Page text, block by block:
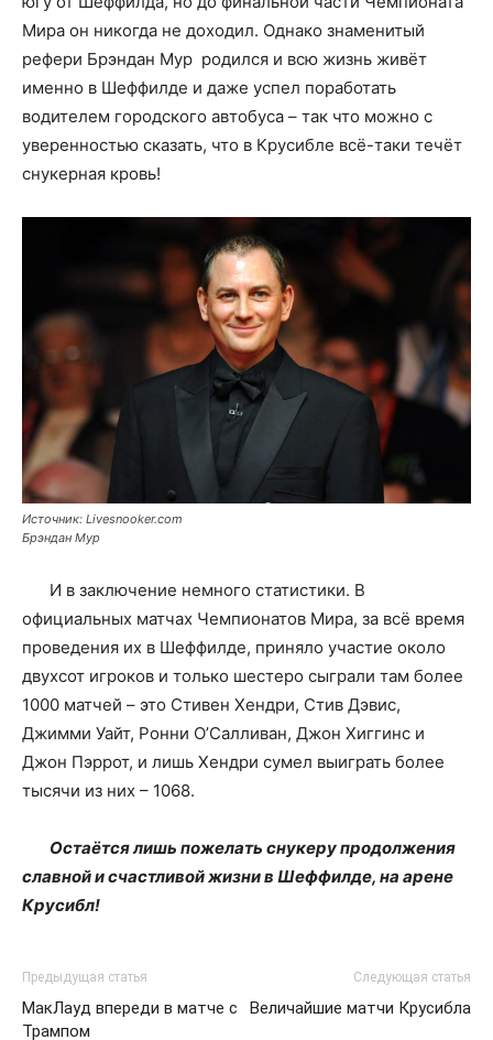
Мира он никогда не доходил. Однако знаменитый
рефери Брэндан Мур родился и всю жизнь живёт
именно в Шеффилде и даже успел поработать
водителем городского автобуса – так что можно с
уверенностью сказать, что в Крусибле всё-таки течёт
снукерная кровь!
Источник: Livesnooker.com
Брэндан Мур
И в заключение немного статистики. В
официальных матчах Чемпионатов Мира, за всё время
проведения их в Шеффилде, приняло участие около
двухсот игроков и только шестеро сыграли там более
1000 матчей – это Стивен Хендри, Стив Дэвис,
Джимми Уайт, Ронни О’Салливан, Джон Хиггинс и
Джон Пэррот, и лишь Хендри сумел выиграть более
тысячи из них – 1068.
Остаётся лишь пожелать снукеру продолжения
славной и счастливой жизни в Шеффилде, на арене
Крусибл!
Предыдущая статья
МакЛауд впереди в матче с
Трампом
Следующая статья
Величайшие матчи Крусибла